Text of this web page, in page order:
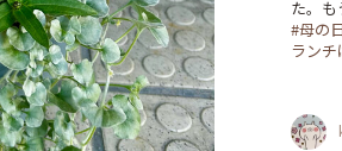
#母の
ランチ